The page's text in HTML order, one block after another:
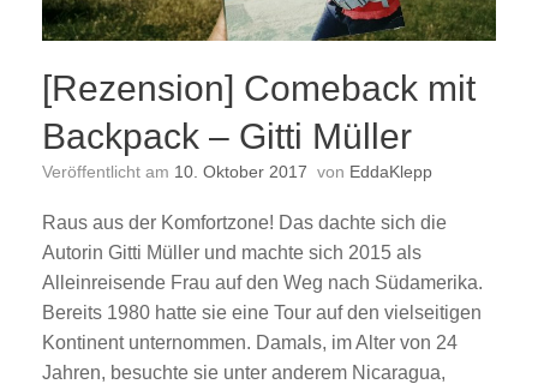
[Rezension] Comeback mit
Backpack – Gitti Müller
Veröffentlicht am 10. Oktober 2017 von EddaKlepp
Raus aus der Komfortzone! Das dachte sich die
Autorin Gitti Müller und machte sich 2015 als
Alleinreisende Frau auf den Weg nach Südamerika.
Bereits 1980 hatte sie eine Tour auf den vielseitigen
Kontinent unternommen. Damals, im Alter von 24
Jahren, besuchte sie unter anderem Nicaragua,